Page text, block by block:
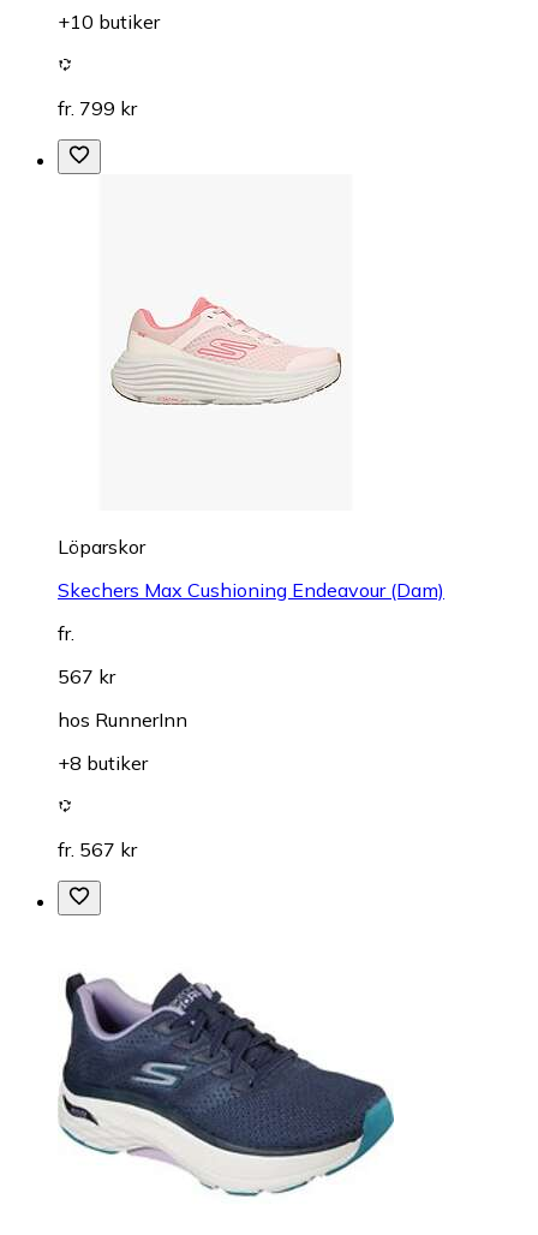
+10 butiker
fr. 799 kr
Löparskor
Skechers Max Cushioning Endeavour (Dam)
fr.
567 kr
hos RunnerInn
+8 butiker
fr. 567 kr